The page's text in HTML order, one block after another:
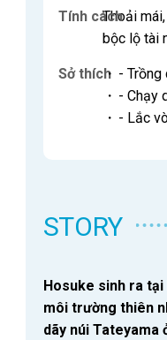
Tính cách
Thoải
bộc lộ tài
Sở thích
・ - Trồng
・ - Chạy
・ - Lắc
STORY
Hosuke sinh ra
môi trường thiên
dãy núi Tateyama